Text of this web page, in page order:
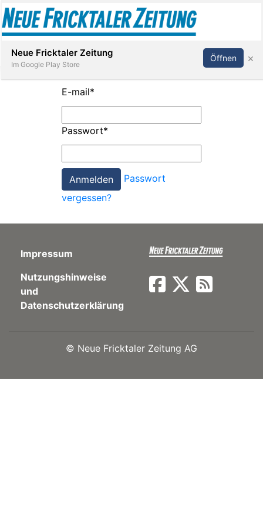
Paper
App
Abonnieren Anmelden
E-mail*
Passwort*
Passwort
vergessen?
Impressum
Nutzungshinweise
und
Datenschutzerklärung
© Neue Fricktaler Zeitung AG
Neue Fricktaler Zeitung
Im Google Play Store
Öffnen ×